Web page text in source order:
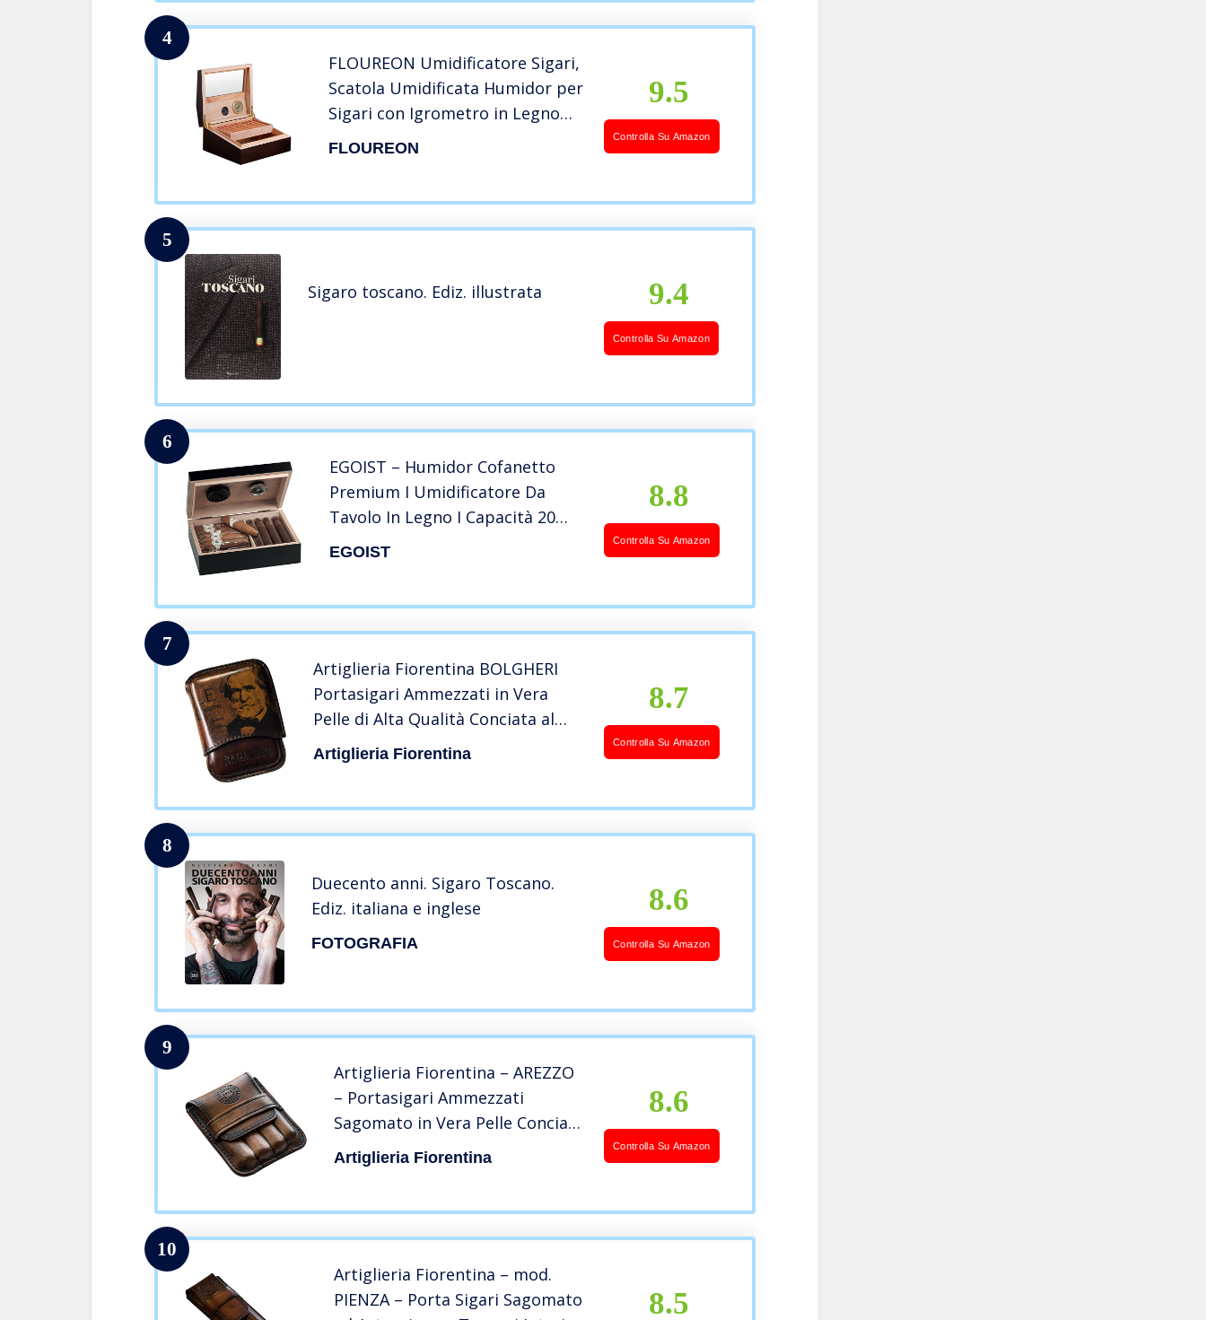
4
FLOUREON Umidificatore Sigari,
Scatola Umidificata Humidor per
Sigari con Igrometro in Legno
Lussuoso, capacità 50-60 Sigari,
FLOUREON
9.5
Controlla Su Amazon
5
Sigaro toscano. Ediz. illustrata 9.4
Controlla Su Amazon
6
EGOIST – Humidor Cofanetto
Premium I Umidificatore Da
Tavolo In Legno I Capacità 20
Sigari I Design Elegante I
EGOIST
8.8
Controlla Su Amazon
7
Artiglieria Fiorentina BOLGHERI
Portasigari Ammezzati in Vera
Pelle di Alta Qualità Conciata al
Vegetale Con immagine di
Giuseppe Verdi sulle Mille Lire –
Artiglieria Fiorentina
8.7
Controlla Su Amazon
8
Duecento anni. Sigaro Toscano.
Ediz. italiana e inglese
FOTOGRAFIA
8.6
Controlla Su Amazon
9
Artiglieria Fiorentina – AREZZO
– Portasigari Ammezzati
Sagomato in Vera Pelle Conciata
al Vegetale – Porta Ammezzati
da 4 – Made in Italy (testa di
Artiglieria Fiorentina
8.6
Controlla Su Amazon
10
Artiglieria Fiorentina – mod.
PIENZA – Porta Sigari Sagomato
8.5